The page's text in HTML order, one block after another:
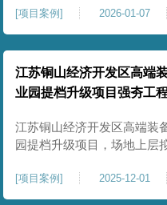
墙及附属设施建设，是保障
界围护结构稳定、提升场地
设标准的前置关键工程，本
夯处理总面积20000㎡，施工
陆域堆场B区围墙沿线及配套
原场地土层松散、回填不均
程度差，地基承载力较低，
[项目案例] 2026-01-07
江苏铜山经济开发区高端
业园提档升级项目强夯工
江苏铜山经济开发区高端装
园提档升级项目，场地上层
施。占地面积约130000㎡.
强夯工艺对地基进行加固处
[项目案例] 2025-12-01